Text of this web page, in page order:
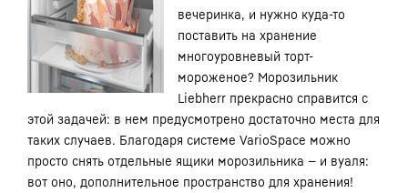
вечеринка, и нужно куда-то
поставить на хранение
многоуровневый торт-
мороженое? Морозильник
Liebherr прекрасно справится с
этой задачей: в нем предусмотрено достаточно места для
таких случаев. Благодаря системе VarioSpace можно
просто снять отдельные ящики морозильника — и вуаля:
вот оно, дополнительное пространство для хранения!